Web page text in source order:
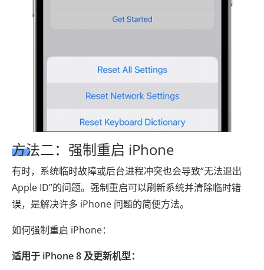
方法二：强制重启 iPhone
有时，系统临时故障或后台进程冲突也会导致“无法退出
Apple ID”的问题。强制重启可以刷新系统并清除临时错
误，是解决许多 iPhone 问题的简便方法。
如何强制重启 iPhone：
适用于 iPhone 8 及更新机型：